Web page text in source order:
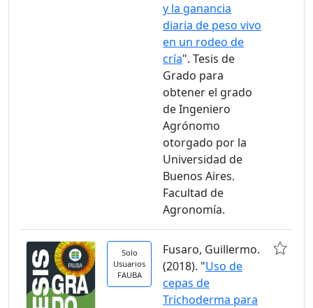
y la ganancia
diaria de peso vivo
en un rodeo de
cría". Tesis de
Grado para
obtener el grado
de Ingeniero
Agrónomo
otorgado por la
Universidad de
Buenos Aires.
Facultad de
Agronomía.
Solo
Usuarios
FAUBA
Fusaro, Guillermo.
(2018). "Uso de
cepas de
Trichoderma para